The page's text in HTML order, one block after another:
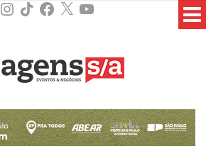
Instagram
TikTokFacebook
X YouTube